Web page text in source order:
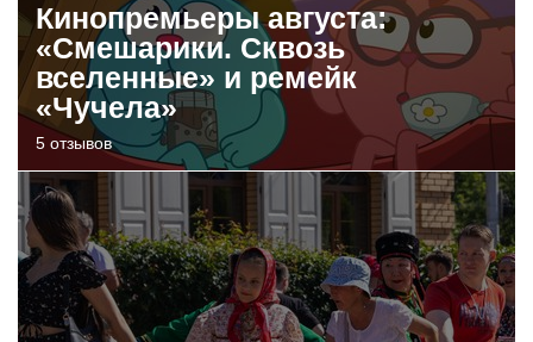
Кинопремьеры августа:
«Смешарики. Сквозь
вселенные» и ремейк
«Чучела»
5 отзывов